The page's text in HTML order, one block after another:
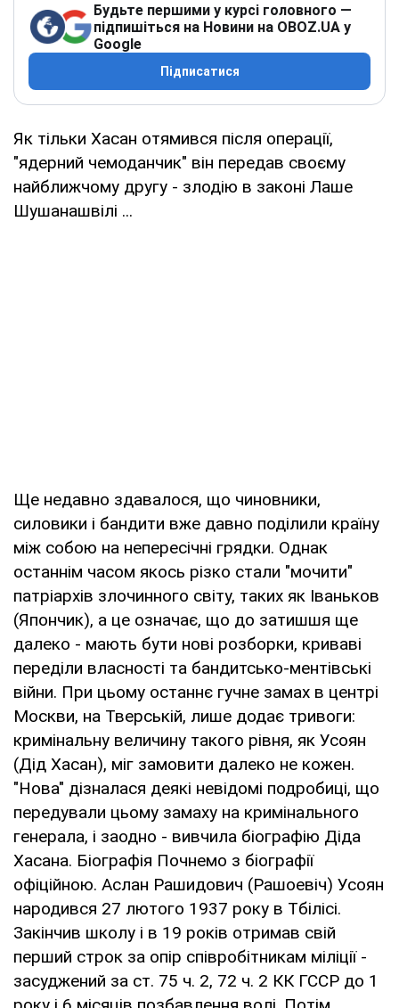
Будьте першими у курсі головного —
підпишіться на Новини на OBOZ.UA у
Google
Підписатися
Як тільки Хасан отямився після операції,
"ядерний чемоданчик" він передав своєму
найближчому другу - злодію в законі Лаше
Шушанашвілі ...
Ще недавно здавалося, що чиновники,
силовики і бандити вже давно поділили країну
між собою на непересічні грядки. Однак
останнім часом якось різко стали "мочити"
патріархів злочинного світу, таких як Іваньков
(Япончик), а це означає, що до затишшя ще
далеко - мають бути нові розборки, криваві
переділи власності та бандитсько-ментівські
війни. При цьому останнє гучне замах в центрі
Москви, на Тверській, лише додає тривоги:
кримінальну величину такого рівня, як Усоян
(Дід Хасан), міг замовити далеко не кожен.
"Нова" дізналася деякі невідомі подробиці, що
передували цьому замаху на кримінального
генерала, і заодно - вивчила біографію Діда
Хасана. Біографія Почнемо з біографії
офіційною. Аслан Рашидович (Рашоевіч) Усоян
народився 27 лютого 1937 року в Тбілісі.
Закінчив школу і в 19 років отримав свій
перший строк за опір співробітникам міліції -
засуджений за ст. 75 ч. 2, 72 ч. 2 КК ГССР до 1